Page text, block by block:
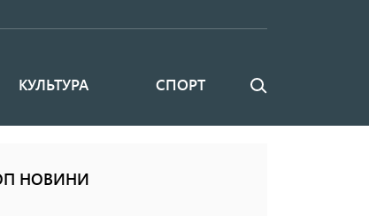
КУЛЬТУРА СПОРТ Поиск
НОВИНИ